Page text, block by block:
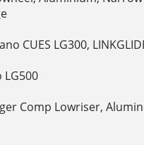
CUES LG300,
LG500
Comp Lowriser,